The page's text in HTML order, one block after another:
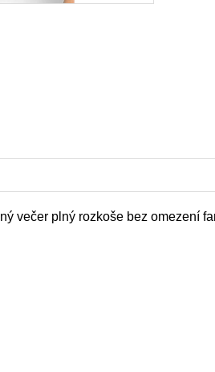
večer plný rozkoše bez omezení